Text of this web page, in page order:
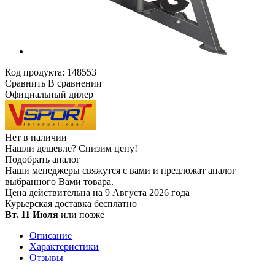
Код продукта: 148553
Сравнить В сравнении
Официальный дилер
Нет в наличии
Нашли дешевле? Снизим цену!
Подобрать аналог
Наши менеджеры свяжутся с вами и предложат аналог
выбранного Вами товара.
Цена действительна на 9 Августа 2026 года
Курьерская доставка бесплатно
Вт. 11 Июля или позже
Описание
Характеристики
Отзывы